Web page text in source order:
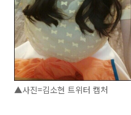
▲사진=김소현 트위터 캡처